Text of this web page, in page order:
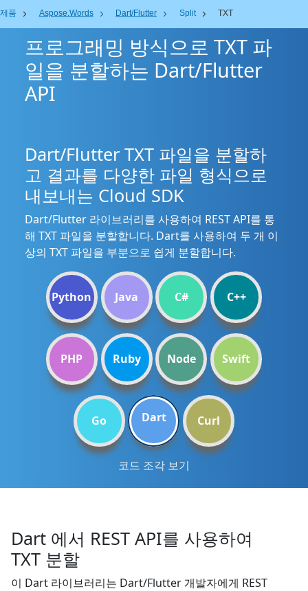
제품 Aspose.Words Dart/Flutter Split TXT
프로그래밍 방식으로 TXT 파
일을 분할하는 Dart/Flutter
API
Dart/Flutter TXT 파일을 분할하
고 결과를 다양한 파일 형식으로
내보내는 Cloud SDK
Dart/Flutter 라이브러리를 사용하여 REST API를 통
해 TXT 파일을 분할합니다. Dart를 사용하여 두 개 이
상의 TXT 파일을 부분으로 쉽게 분할합니다.
Python Java C# C++
PHP Ruby Node Swift
Go Dart Curl
코드 조각 보기
Dart 에서 REST API를 사용하여
TXT 분할
이 Dart 라이브러리는 Dart/Flutter 개발자에게 REST